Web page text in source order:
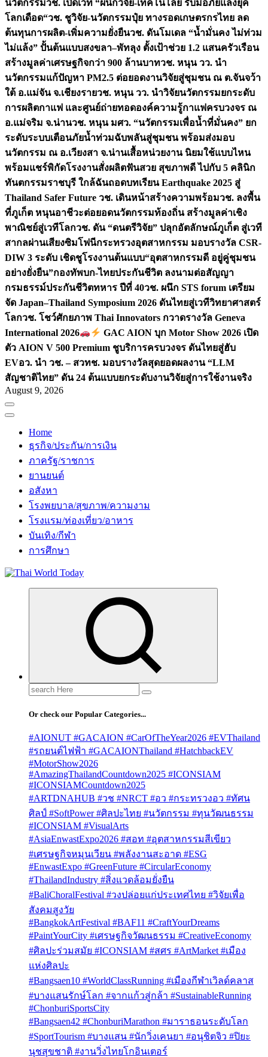
นวัตกรรมวช. เปิดเวที “ผนึกวิจัย-เทคโนโลยี รับมือภัยแล้งยุค
โลกเดือด“วช. ชูวิจัย-นวัตกรรมปุ๋ย ทางรอดเกษตรกรไทย ลด
ต้นทุนการผลิต-เพิ่มความยั่งยืนวช. ดันโมเดล “น้ำมั่นคง ไม่ท่วม
ไม่แล้ง” ปั้นต้นแบบสงขลา–พัทลุง ตั้งเป้าช่วย 1.2 แสนครัวเรือน
สร้างมูลค่าเศรษฐกิจกว่า 900 ล้านบาทวช. หนุน วว. นำ
นวัตกรรมแก้ปัญหา PM2.5 ต่อยอดงานวิจัยสู่ชุมชน ณ ต.จันจว้า
ใต้ อ.แม่จัน จ.เชียงรายวช. หนุน วว. นำวิจัยนวัตกรรมยกระดับ
การผลิตกาแฟ และศูนย์ถ่ายทอดองค์ความรู้กาแฟครบวงจร ณ
อ.แม่จริม จ.น่านวช. หนุน มศว. “นวัตกรรมเพื่อน้ำที่มั่นคง” ยก
ระดับระบบเตือนภัยน้ำท่วมฉับพลันสู่ชุมชน พร้อมส่งมอบ
นวัตกรรม ณ อ.เวียงสา จ.น่านเสื้อหน่วยงาน นิยมใช้แบบไหน
พร้อมแชร์พิกัดโรงงานสั่งผลิตฟันสวย สุขภาพดี ไปกับ 5 คลินิก
ทันตกรรมราชบุรี ใกล้ฉันถอดบทเรียน Earthquake 2025 สู่
Thailand Safer Future วช. เดินหน้าสร้างความพร้อมวช. ลงพื้น
ที่ภูเก็ต หนุนอาชีวะต่อยอดนวัตกรรมท้องถิ่น สร้างมูลค่าเชิง
พาณิชย์สู่เวทีโลกวช. ดัน “ดนตรีวิจัย” ปลุกอัตลักษณ์ภูเก็ต สู่เวที
สากลผ่านเสียงซิมโฟนีกระทรวงอุตสาหกรรม มอบรางวัล CSR-
DIW 3 ระดับ เชิดชูโรงงานต้นแบบ“อุตสาหกรรมดี อยู่คู่ชุมชน
อย่างยั่งยืน”กองทัพบก-ไทยประกันชีวิต ลงนามต่อสัญญา
กรมธรรม์ประกันชีวิตทหาร ปีที่ 40วช. ผนึก STS forum เตรียม
จัด Japan–Thailand Symposium 2026 ดันไทยสู่เวทีวิทยาศาสตร์
โลกวช. โชว์ศักยภาพ Thai Innovators กวาดรางวัล Geneva
International 2026
GAC AION บุก Motor Show 2026 เปิด
ตัว AION V 500 Premium ชูบริการครบวงจร ดันไทยสู่ฮับ
EVอว. นำ วช. – สวทช. มอบรางวัลสุดยอดผลงาน “LLM
สัญชาติไทย” ดัน 24 ต้นแบบยกระดับงานวิจัยสู่การใช้งานจริง
August 9, 2026
Home
ธุรกิจ/ประกัน/การเงิน
ภาครัฐ/ราชการ
ยานยนต์
อสังหา
โรงพยบาล/สุขภาพ/ความงาม
โรงแรม/ท่องเที่ยว/อาหาร
บันเทิง/กีฬา
การศึกษา
Search
for:
Or check our Popular Categories...
#AIONUT #GACAION #CarOfTheYear2026 #EVThailand
#รถยนต์ไฟฟ้า #GACAIONThailand #HatchbackEV
#MotorShow2026
#AmazingThailandCountdown2025 #ICONSIAM
#ICONSIAMCountdown2025
#ARTDNAHUB #วช #NRCT #อว #กระทรวงอว #ทัศน
ศิลป์ #SoftPower #ศิลปะไทย #นวัตกรรม #ทุนวัฒนธรรม
#ICONSIAM #VisualArts
#AsiaEnwastExpo2026 #สอท #อุตสาหกรรมสีเขียว
#เศรษฐกิจหมุนเวียน #พลังงานสะอาด #ESG
#EnwastExpo #GreenFuture #CircularEconomy
#ThailandIndustry #สิ่งแวดล้อมยั่งยืน
#BaliChoralFestival #วงปล่อยแก่ประเทศไทย #วิจัยเพื่อ
สังคมสูงวัย
#BangkokArtFestival #BAF11 #CraftYourDreams
#PaintYourCity #เศรษฐกิจวัฒนธรรม #CreativeEconomy
#ศิลปะร่วมสมัย #ICONSIAM #สศร #ArtMarket #เมือง
แห่งศิลปะ
#Bangsaen10 #WorldClassRunning #เมืองกีฬาเวิลด์คลาส
#บางแสนรักษ์โลก #จากแก้วสู่กล้า #SustainableRunning
#ChonburiSportsCity
#Bangsaen42 #ChonburiMarathon #มาราธอนระดับโลก
#SportTourism #บางแสน #นักวิ่งเคนยา #อนุชิตจิว #ปิยะ
นุชสุขชาติ #งานวิ่งไทยโกอินเตอร์